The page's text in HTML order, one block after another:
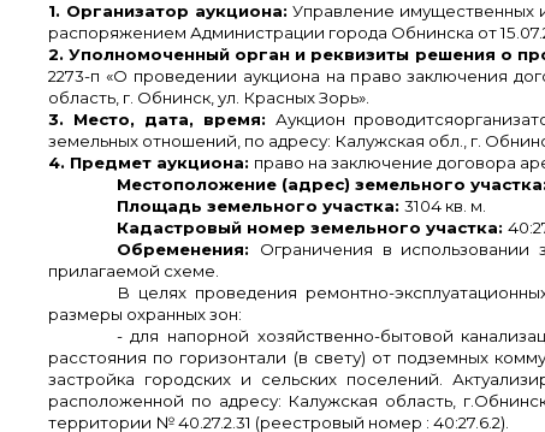
1. Организатор аукциона:Управление имущественных
распоряжением Администрации города Обнинска от
2. Уполномоченный орган и реквизиты решения о
2273-п «О проведении аукциона на право заключения
область, г. Обнинск, ул. Красных Зорь».
3. Место, дата, время: Аукцион
земельных отношений, по адресу: Калужская обл., г.
4. Предмет аукциона: право на заключение договора
Местоположение (адрес) земельного участка:
Площадь земельного участка: 3104 кв. м.
Кадастровый номер земельного участка:
Обременения: Ограничения в использовании
прилагаемой схеме.
В целях проведения ремонтно-
размеры охранных зон:
- для напорной хозяйственно-бытовой
расстояния по горизонтали (в свету) от подземных
застройка городских и сельских поселений.
расположенной по адресу: Калужская область,
территории № 40.27.2.31 (реестровый номер : 40:27.6.2).